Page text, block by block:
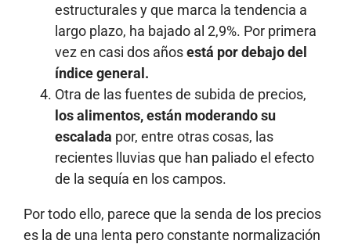
estructurales y que marca la tendencia a
largo plazo, ha bajado al 2,9%. Por primera
vez en casi dos añosestá por debajo del
índice general.
Otra de las fuentes de subida de precios,
los alimentos, están moderando su
escalada por, entre otras cosas, las
recientes lluvias que han paliado el efecto
de la sequía en los campos.
Por todo ello, parece que la senda de los precios
es la de una lenta pero constante normalización